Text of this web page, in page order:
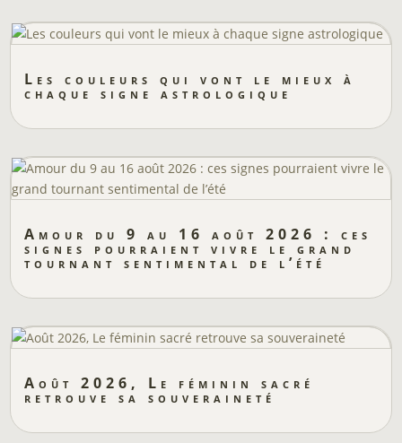
Les couleurs qui vont le mieux à
chaque signe astrologique
Amour du 9 au 16 août 2026 : ces
signes pourraient vivre le grand
tournant sentimental de l’été
Août 2026, Le féminin sacré
retrouve sa souveraineté